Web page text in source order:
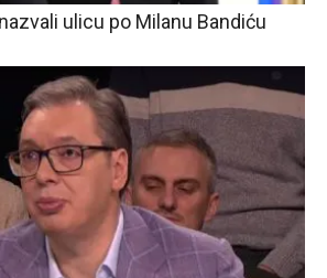
ulicu po Milanu Bandiću